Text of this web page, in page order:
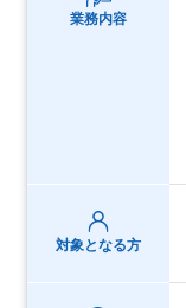
業務内容
対象となる方